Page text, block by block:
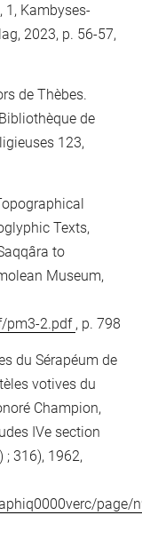
1, Kambyses-
2023, p. 56-57,
de Thèbes.
de
123,
Texts,
to
Museum,
pm3-2.pdf , p. 798
du Sérapéum de
votives du
Champion,
IVe section
; 316), 1962,
page/